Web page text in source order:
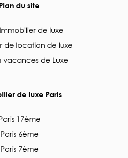
Plan du site
de luxe
de location de luxe
vacances de Luxe
de luxe Paris
17ème
Paris 6ème
Paris 7ème